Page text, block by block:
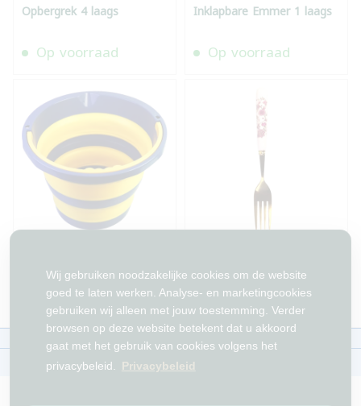
Wij gebruiken noodzakelijke cookies om de website
goed te laten werken. Analyse- en marketingcookies
gebruiken wij alleen met jouw toestemming. Verder
browsen op deze website betekent dat u akkoord
gaat met het gebruik van cookies volgens het
privacybeleid. Privacybeleid
Opbergrek 4 laags
Op voorraad
Inklapbare Emmer 1 laags
Op voorraad
Op voorraad Op voorraad
Contact Beleid
auteursrechten©Tawfeer 2018-2026